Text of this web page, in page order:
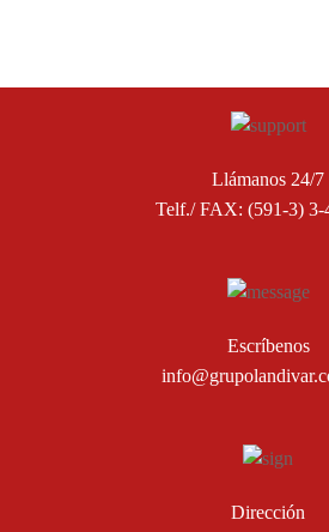
Llámanos 24/7
Telf./ FAX: (591-3) 3-
Escríbenos
Dirección